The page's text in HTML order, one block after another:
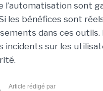
l’automatisation sont
les bénéfices sont
dans ces
incidents sur les
Article rédigé par